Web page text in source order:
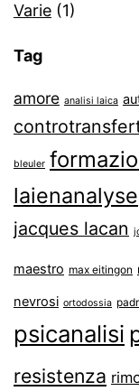
Varie (1)
Tag
amore analisi laica
bleuler
laienanalyse
jacques lacan
maestro max eitingon
nevrosi ortodossia
psicanalisi
resistenza